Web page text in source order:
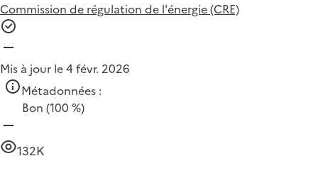
Commission de régulation de l'énergie (CRE)
Mis à jour le 4 févr. 2026
Métadonnées :
Bon (100 %)
132K